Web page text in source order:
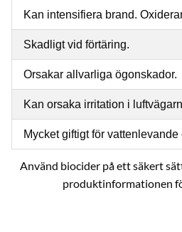
Kan intensifiera brand.
Skadligt vid förtäring.
Orsakar allvarliga ögonskador.
Kan orsaka irritation i
Mycket giftigt för
Använd biocider på ett säkert
produktinformationen